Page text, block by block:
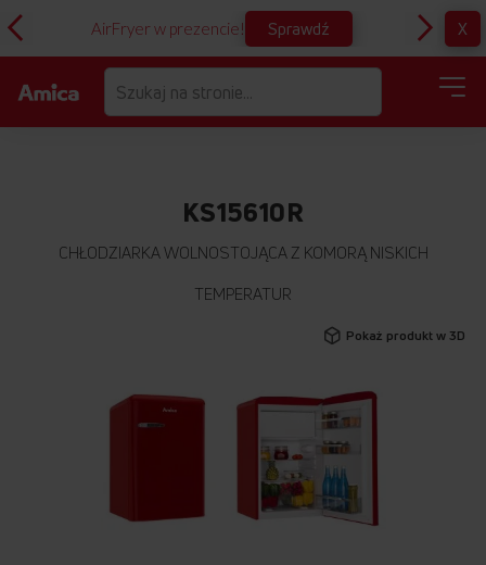
AirFryer w prezencie! Sprawdź X
KS15610R
CHŁODZIARKA WOLNOSTOJĄCA Z KOMORĄ NISKICH
TEMPERATUR
Pokaż produkt w 3D